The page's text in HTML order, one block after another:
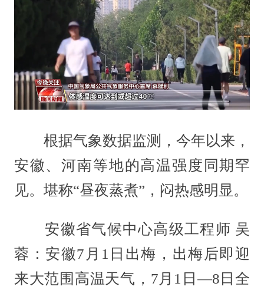
根据气象数据监测，今年以来，
安徽、河南等地的高温强度同期罕
见。堪称“昼夜蒸煮”，闷热感明显。
安徽省气候中心高级工程师 吴
蓉：安徽7月1日出梅，出梅后即迎
来大范围高温天气，7月1日—8日全